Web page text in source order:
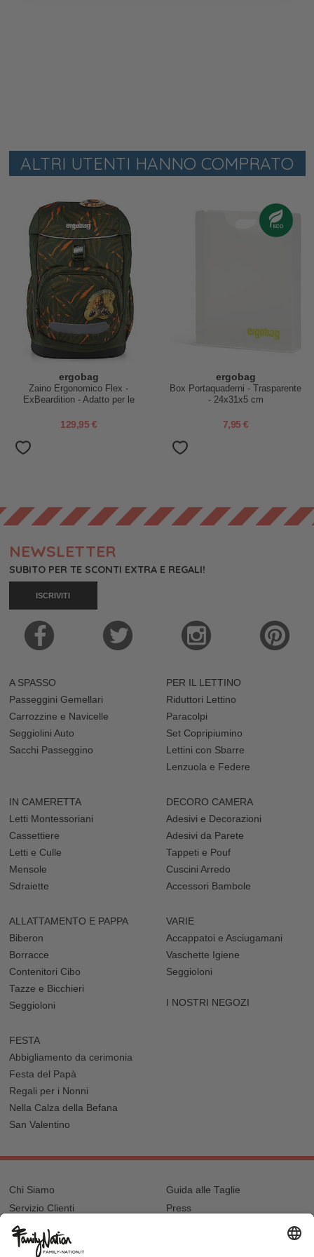
ALTRI UTENTI HANNO COMPRATO
ergobag
Zaino Ergonomico Flex -
ExBeardition - Adatto per le
129,95 €
ergobag
Box Portaquaderni - Trasparente
- 24x31x5 cm
7,95 €
NEWSLETTER
SUBITO PER TE SCONTI EXTRA E REGALI!
ISCRIVITI
A SPASSO
Passeggini Gemellari
Carrozzine e Navicelle
Seggiolini Auto
Sacchi Passeggino
PER IL LETTINO
Riduttori Lettino
Paracolpi
Set Copripiumino
Lettini con Sbarre
Lenzuola e Federe
IN CAMERETTA
Letti Montessoriani
Cassettiere
Letti e Culle
Mensole
Sdraiette
DECORO CAMERA
Adesivi e Decorazioni
Adesivi da Parete
Tappeti e Pouf
Cuscini Arredo
Accessori Bambole
ALLATTAMENTO E PAPPA
Biberon
Borracce
Contenitori Cibo
Tazze e Bicchieri
Seggioloni
VARIE
Accappatoi e Asciugamani
Vaschette Igiene
Seggioloni
I NOSTRI NEGOZI
FESTA
Abbigliamento da cerimonia
Festa del Papà
Regali per i Nonni
Nella Calza della Befana
San Valentino
Chi Siamo
Servizio Clienti
Spedizioni e Resi
Privacy
Guida alle Taglie
Press